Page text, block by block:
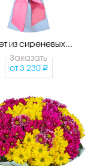
из сиреневых...
Заказать
от 3 230